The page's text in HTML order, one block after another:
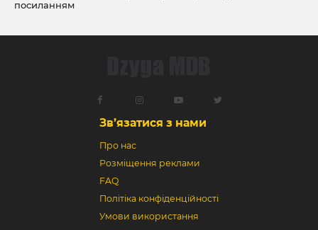
посиланням
Зв’язатися з нами
Про нас
Розміщення реклами
FAQ
Політіка конфіденційності
Умови використання